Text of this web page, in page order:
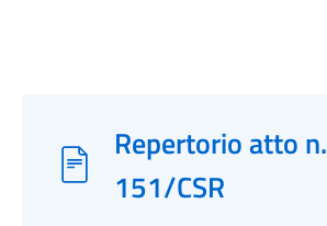
Repertorio atto n.
151/CSR